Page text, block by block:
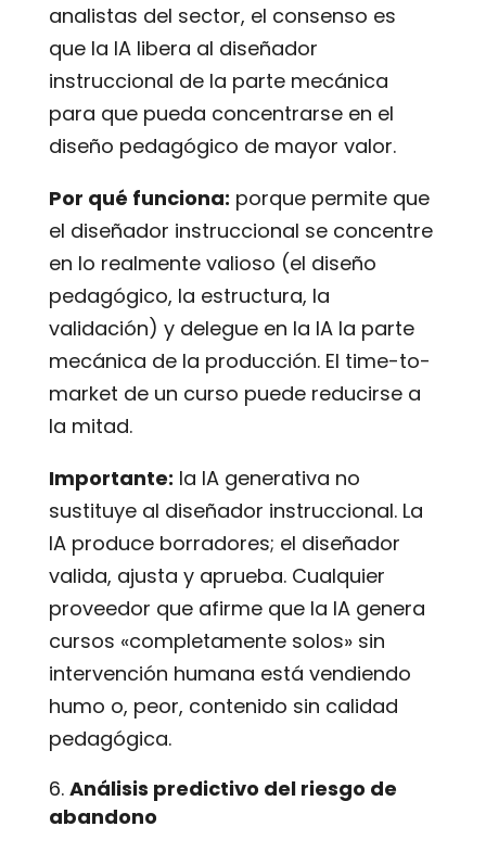
analistas del sector, el consenso es
que la IA libera al diseñador
instruccional de la parte mecánica
para que pueda concentrarse en el
diseño pedagógico de mayor valor.
Por qué funciona: porque permite que
el diseñador instruccional se concentre
en lo realmente valioso (el diseño
pedagógico, la estructura, la
validación) y delegue en la IA la parte
mecánica de la producción. El time-to-
market de un curso puede reducirse a
la mitad.
Importante: la IA generativa no
sustituye al diseñador instruccional. La
IA produce borradores; el diseñador
valida, ajusta y aprueba. Cualquier
proveedor que afirme que la IA genera
cursos «completamente solos» sin
intervención humana está vendiendo
humo o, peor, contenido sin calidad
pedagógica.
Análisis predictivo del riesgo de
abandono